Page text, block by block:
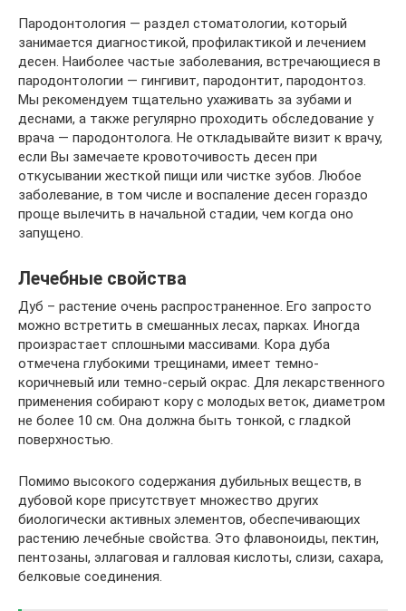
Пародонтология — раздел стоматологии, который
занимается диагностикой, профилактикой и лечением
десен. Наиболее частые заболевания, встречающиеся в
пародонтологии — гингивит, пародонтит, пародонтоз.
Мы рекомендуем тщательно ухаживать за зубами и
деснами, а также регулярно проходить обследование у
врача — пародонтолога. Не откладывайте визит к врачу,
если Вы замечаете кровоточивость десен при
откусывании жесткой пищи или чистке зубов. Любое
заболевание, в том числе и воспаление десен гораздо
проще вылечить в начальной стадии, чем когда оно
запущено.
Лечебные свойства
Дуб – растение очень распространенное. Его запросто
можно встретить в смешанных лесах, парках. Иногда
произрастает сплошными массивами. Кора дуба
отмечена глубокими трещинами, имеет темно-
коричневый или темно-серый окрас. Для лекарственного
применения собирают кору с молодых веток, диаметром
не более 10 см. Она должна быть тонкой, с гладкой
поверхностью.
Помимо высокого содержания дубильных веществ, в
дубовой коре присутствует множество других
биологически активных элементов, обеспечивающих
растению лечебные свойства. Это флавоноиды, пектин,
пентозаны, эллаговая и галловая кислоты, слизи, сахара,
белковые соединения.